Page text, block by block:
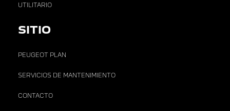
UTILITARIO
SITIO
PEUGEOT PLAN
SERVICIOS DE MANTENIMIENTO
CONTACTO